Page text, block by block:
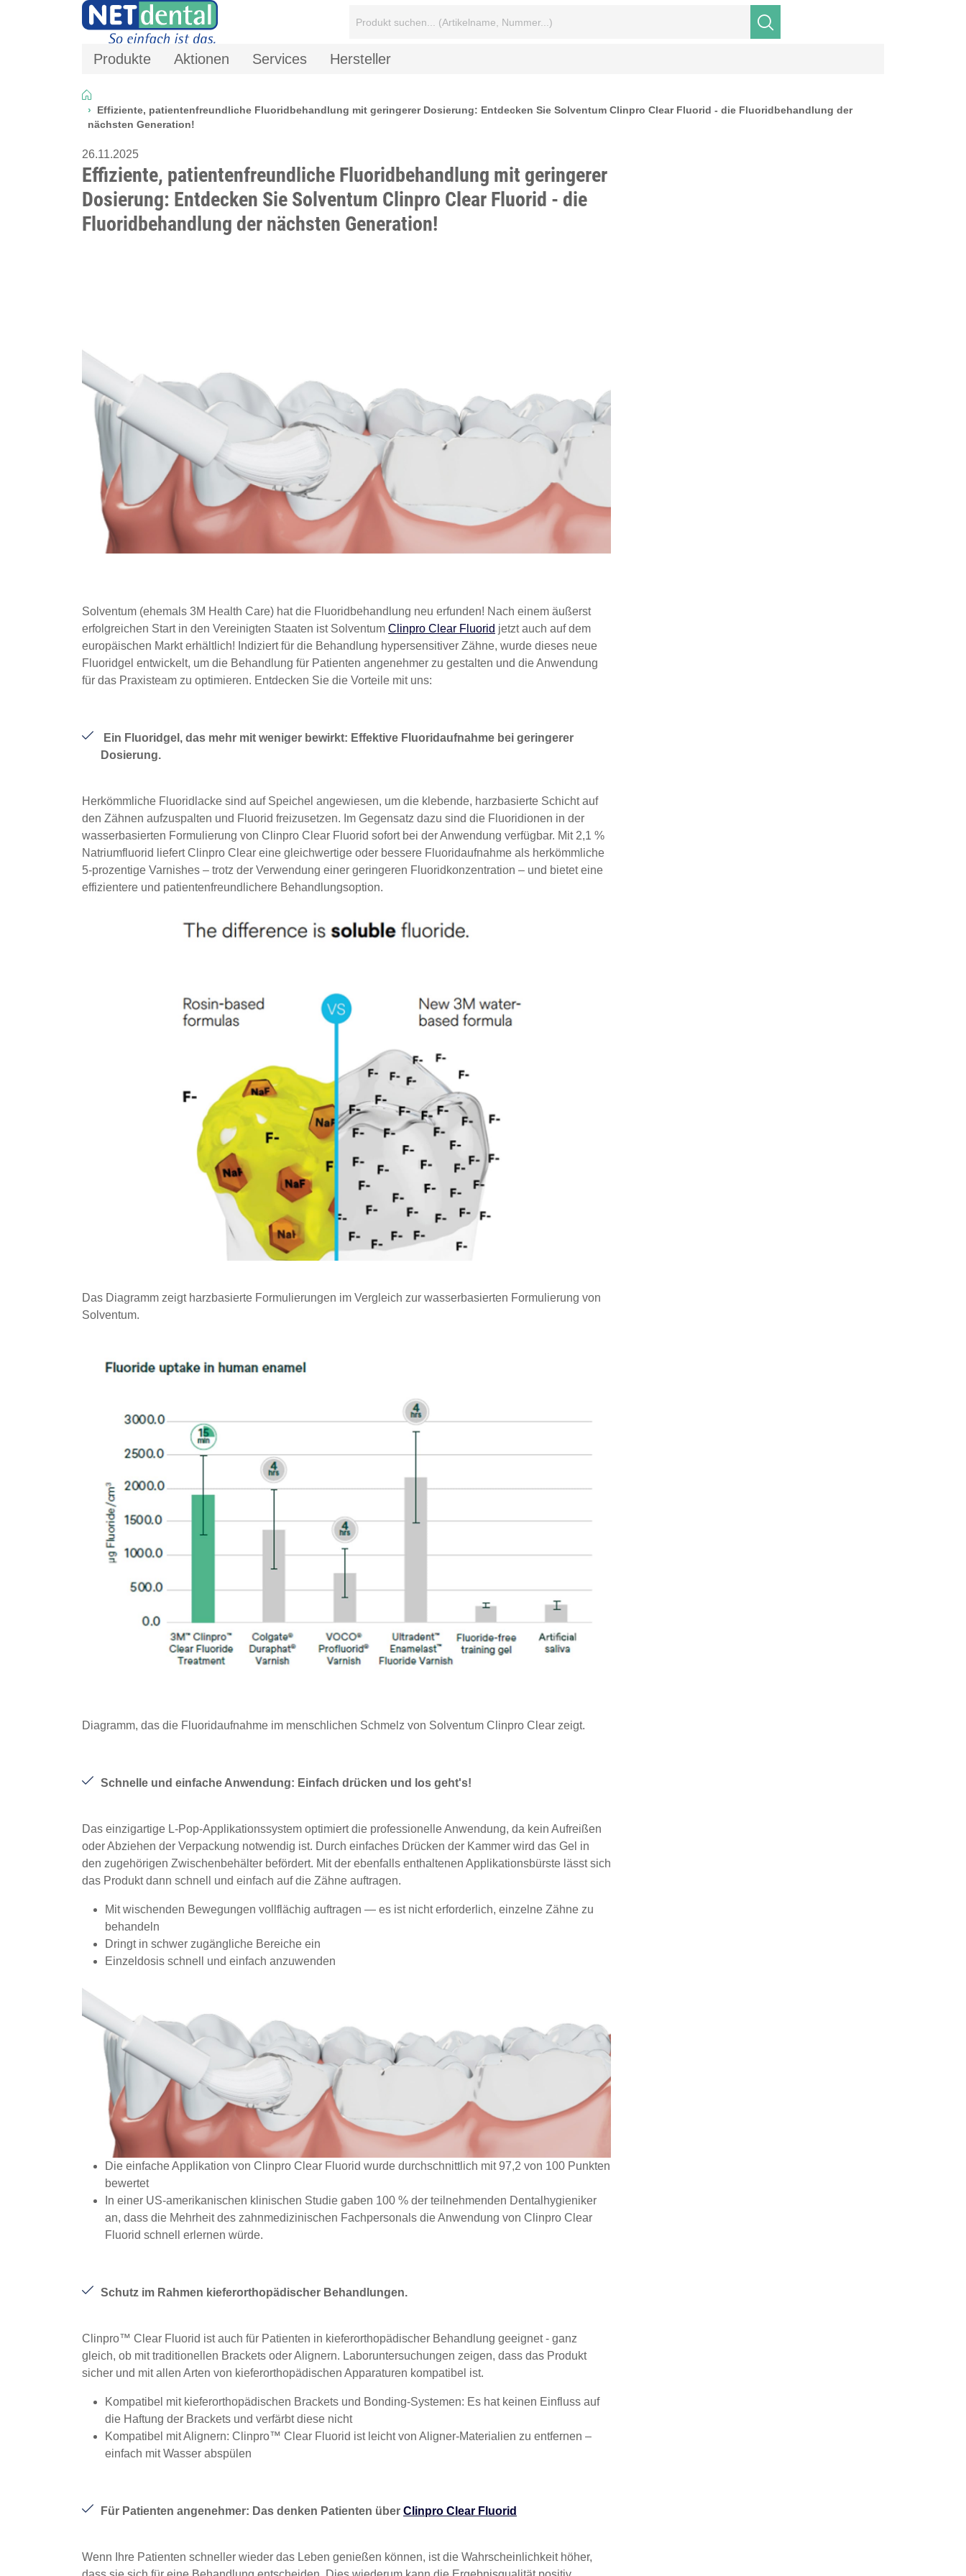
Suchen
Produkte Aktionen Services Hersteller
Effiziente, patientenfreundliche Fluoridbehandlung mit geringerer Dosierung: Entdecken Sie Solventum Clinpro Clear Fluorid - die Fluoridbehandlung der
nächsten Generation!
26.11.2025
Effiziente, patientenfreundliche Fluoridbehandlung mit geringerer
Dosierung: Entdecken Sie Solventum Clinpro Clear Fluorid - die
Fluoridbehandlung der nächsten Generation!
Solventum (ehemals 3M Health Care) hat die Fluoridbehandlung neu erfunden! Nach einem äußerst
erfolgreichen Start in den Vereinigten Staaten ist Solventum Clinpro Clear Fluorid jetzt auch auf dem
europäischen Markt erhältlich! Indiziert für die Behandlung hypersensitiver Zähne, wurde dieses neue
Fluoridgel entwickelt, um die Behandlung für Patienten angenehmer zu gestalten und die Anwendung
für das Praxisteam zu optimieren. Entdecken Sie die Vorteile mit uns:
Ein Fluoridgel, das mehr mit weniger bewirkt: Effektive Fluoridaufnahme bei geringerer
Dosierung.
Herkömmliche Fluoridlacke sind auf Speichel angewiesen, um die klebende, harzbasierte Schicht auf
den Zähnen aufzuspalten und Fluorid freizusetzen. Im Gegensatz dazu sind die Fluoridionen in der
wasserbasierten Formulierung von Clinpro Clear Fluorid sofort bei der Anwendung verfügbar. Mit 2,1 %
Natriumfluorid liefert Clinpro Clear eine gleichwertige oder bessere Fluoridaufnahme als herkömmliche
5-prozentige Varnishes – trotz der Verwendung einer geringeren Fluoridkonzentration – und bietet eine
effizientere und patientenfreundlichere Behandlungsoption.
Das Diagramm zeigt harzbasierte Formulierungen im Vergleich zur wasserbasierten Formulierung von
Solventum.
Diagramm, das die Fluoridaufnahme im menschlichen Schmelz von Solventum Clinpro Clear zeigt.
Schnelle und einfache Anwendung: Einfach drücken und los geht's!
Das einzigartige L-Pop-Applikationssystem optimiert die professionelle Anwendung, da kein Aufreißen
oder Abziehen der Verpackung notwendig ist. Durch einfaches Drücken der Kammer wird das Gel in
den zugehörigen Zwischenbehälter befördert. Mit der ebenfalls enthaltenen Applikationsbürste lässt sich
das Produkt dann schnell und einfach auf die Zähne auftragen.
Mit wischenden Bewegungen vollflächig auftragen — es ist nicht erforderlich, einzelne Zähne zu
behandeln
Dringt in schwer zugängliche Bereiche ein
Einzeldosis schnell und einfach anzuwenden
Die einfache Applikation von Clinpro Clear Fluorid wurde durchschnittlich mit 97,2 von 100 Punkten
bewertet
In einer US-amerikanischen klinischen Studie gaben 100 % der teilnehmenden Dentalhygieniker
an, dass die Mehrheit des zahnmedizinischen Fachpersonals die Anwendung von Clinpro Clear
Fluorid schnell erlernen würde.
Schutz im Rahmen kieferorthopädischer Behandlungen.
Clinpro™ Clear Fluorid ist auch für Patienten in kieferorthopädischer Behandlung geeignet - ganz
gleich, ob mit traditionellen Brackets oder Alignern. Laboruntersuchungen zeigen, dass das Produkt
sicher und mit allen Arten von kieferorthopädischen Apparaturen kompatibel ist.
Kompatibel mit kieferorthopädischen Brackets und Bonding-Systemen: Es hat keinen Einfluss auf
die Haftung der Brackets und verfärbt diese nicht
Kompatibel mit Alignern: Clinpro™ Clear Fluorid ist leicht von Aligner-Materialien zu entfernen –
einfach mit Wasser abspülen
Für Patienten angenehmer: Das denken Patienten über Clinpro Clear Fluorid
Wenn Ihre Patienten schneller wieder das Leben genießen können, ist die Wahrscheinlichkeit höher,